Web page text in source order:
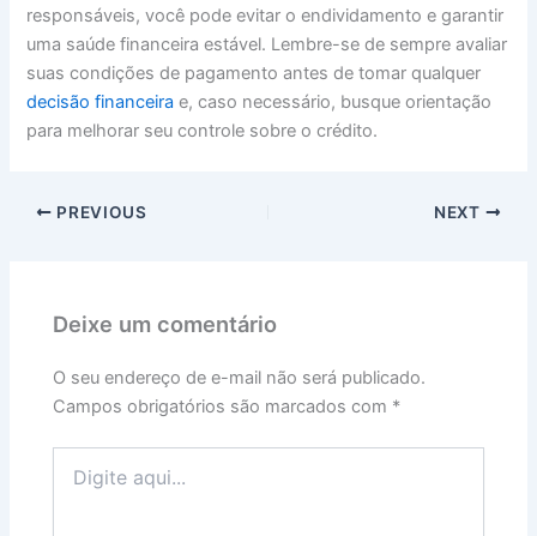
responsáveis, você pode evitar o endividamento e garantir
uma saúde financeira estável. Lembre-se de sempre avaliar
suas condições de pagamento antes de tomar qualquer
decisão financeira e, caso necessário, busque orientação
para melhorar seu controle sobre o crédito.
PREVIOUS NEXT
Deixe um comentário
O seu endereço de e-mail não será publicado.
Campos obrigatórios são marcados com *
aqui...